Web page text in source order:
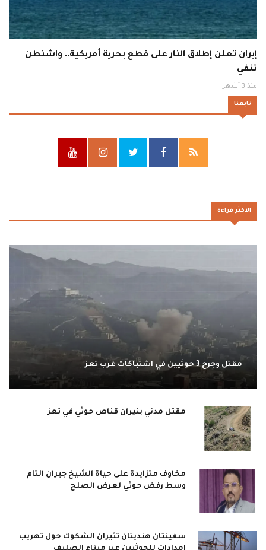
إيران تعلن إطلاق النار على قطع بحرية أمريكية.. واشنطن
تنفي
منذ 3 أشهر
تابعنا
الاكثر قراءة
مقتل وجرح 3 حوثيين في اشتباكات غرب تعز
مقتل مدني بنيران قناص حوثي في تعز
مخاوف متزايدة على حياة الشيخ جبران التام
وسط رفض حوثي لعرض الصلح
سفينتان هنديتان تثيران الشكوك حول تهريب